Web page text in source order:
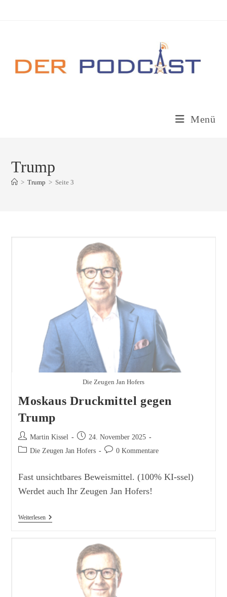
Menü
Trump
> Trump > Seite 3
Die Zeugen Jan Hofers
Moskaus Druckmittel gegen
Trump
Beitrags-
Autor:
Martin Kissel
Beitrag
veröffentlicht:
24. November 2025
Beitrags-
Die Zeugen Jan Hofers
Beitrags-0 Kommentare
Fast unsichtbares Beweismittel. (100% KI-ssel)
Werdet auch Ihr Zeugen Jan Hofers!
WeiterlesenMoskaus